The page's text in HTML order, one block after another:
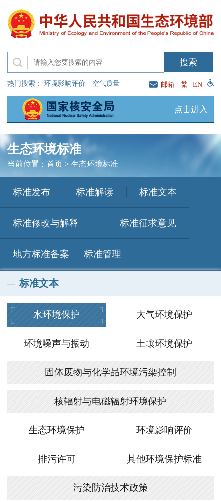
热门搜索： 环境影响评价 空气质量 邮箱 繁 EN
点击进入
生态环境标准
当前位置： 首页> 生态环境标准
标准发布 标准解读 标准文本
标准修改与解释 标准征求意见
地方标准备案 标准管理
标准文本
水环境保护 大气环境保护
环境噪声与振动 土壤环境保护
固体废物与化学品环境污染控制
核辐射与电磁辐射环境保护
生态环境保护 环境影响评价
排污许可 其他环境保护标准
污染防治技术政策